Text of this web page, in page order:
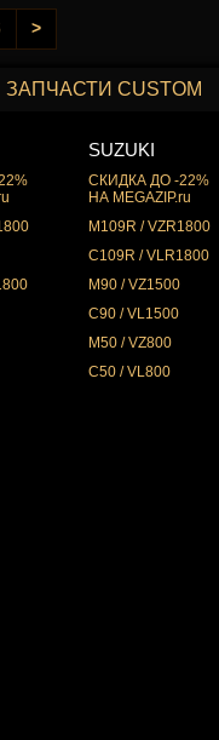
>
ЗАПЧАСТИ CUSTOM
SUZUKI
СКИДКА ДО -22%
НА MEGAZIP.ru
M109R / VZR1800
C109R / VLR1800
M90 / VZ1500
C90 / VL1500
M50 / VZ800
C50 / VL800